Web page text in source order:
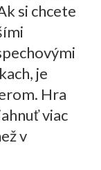
si chcete
je
Hra
viac
v